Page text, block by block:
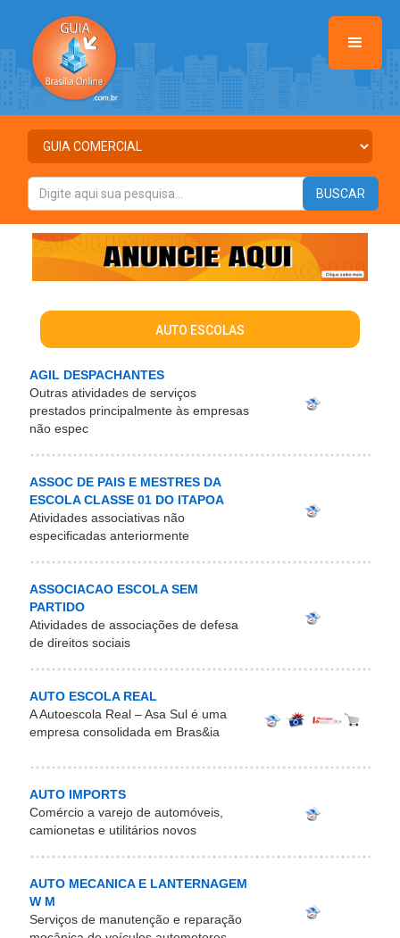
AUTO ESCOLAS
AGIL DESPACHANTES
Outras atividades de serviços
prestados principalmente às empresas
não espec
ASSOC DE PAIS E MESTRES DA
ESCOLA CLASSE 01 DO ITAPOA
Atividades associativas não
especificadas anteriormente
ASSOCIACAO ESCOLA SEM
PARTIDO
Atividades de associações de defesa
de direitos sociais
AUTO ESCOLA REAL
A Autoescola Real – Asa Sul é uma
empresa consolidada em Bras&ia
AUTO IMPORTS
Comércio a varejo de automóveis,
camionetas e utilitários novos
AUTO MECANICA E LANTERNAGEM
W M
Serviços de manutenção e reparação